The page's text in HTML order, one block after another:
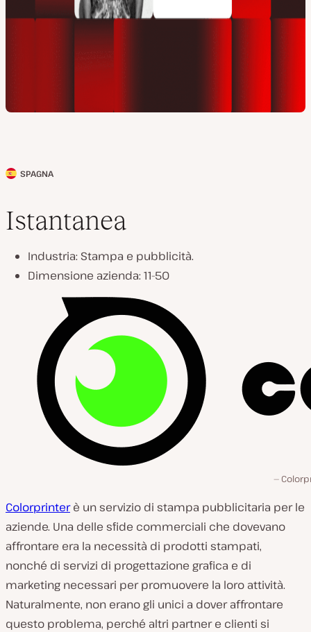
P
SPAGNA
Istantanea
Industria: Stampa e pubblicità.
Dimensione azienda: 11-50
Colorprinterè un servizio di stampa pubblicitaria per le
aziende. Una delle sfide commerciali che dovevano
affrontare era la necessità di prodotti stampati,
nonché di servizi di progettazione grafica e di
marketing necessari per promuovere la loro attività.
Naturalmente, non erano gli unici a dover affrontare
questo problema, perché altri partner e clienti si